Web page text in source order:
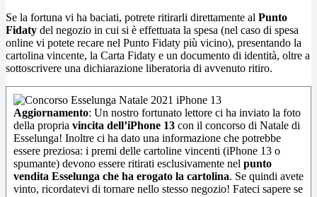
Se la fortuna vi ha baciati, potrete ritirarli direttamente al Punto
Fidaty del negozio in cui si è effettuata la spesa (nel caso di spesa
online vi potete recare nel Punto Fidaty più vicino), presentando la
cartolina vincente, la Carta Fidaty e un documento di identità, oltre a
sottoscrivere una dichiarazione liberatoria di avvenuto ritiro.
Aggiornamento: Un nostro fortunato lettore ci ha inviato la foto
della propria vincita dell’iPhone 13 con il concorso di Natale di
Esselunga! Inoltre ci ha dato una informazione che potrebbe
essere preziosa: i premi delle cartoline vincenti (iPhone 13 o
spumante) devono essere ritirati esclusivamente nel punto
vendita Esselunga che ha erogato la cartolina. Se quindi avete
vinto, ricordatevi di tornare nello stesso negozio! Fateci sapere se